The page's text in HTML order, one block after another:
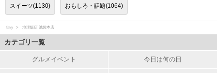
スイーツ(1130) おもしろ・話題(1064)
favy 地球飯店 池袋本店
カテゴリ一覧
グルメイベント 今日は何の日